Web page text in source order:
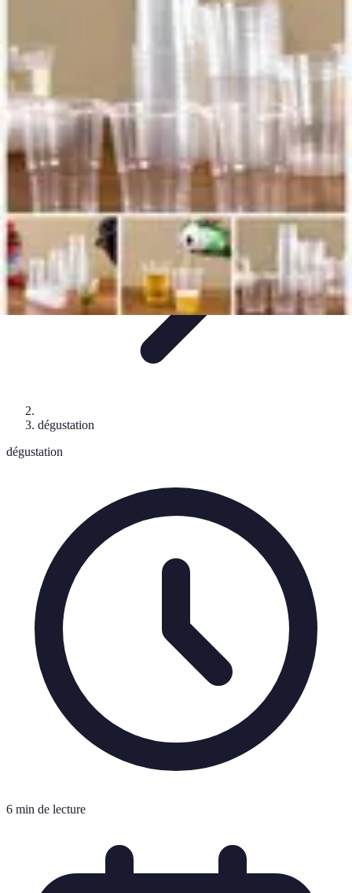
Techniques de Dégustation
Liqueurs
Dégustation Liqueurs
dégustation
dégustation
6 min de lecture